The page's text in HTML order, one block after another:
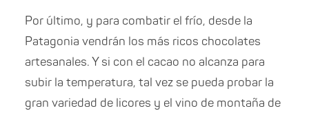
Por último, y para combatir el frío, desde la
Patagonia vendrán los más ricos chocolates
artesanales. Y si con el cacao no alcanza para
subir la temperatura, tal vez se pueda probar la
gran variedad de licores y el vino de montaña de